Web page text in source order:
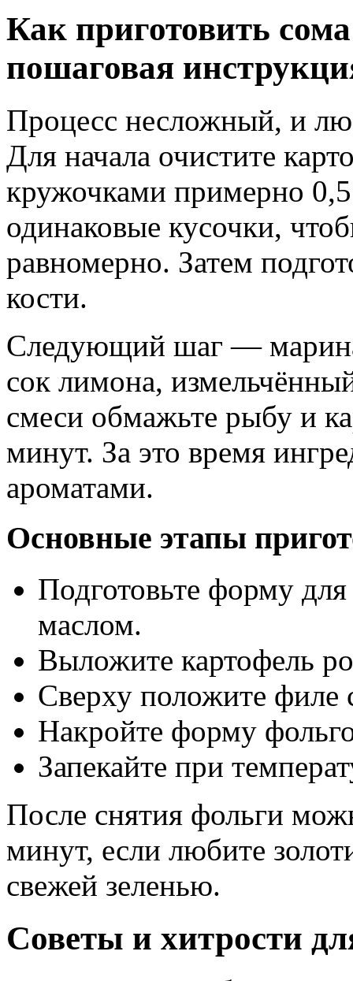
Как приготовить
пошаговая
Процесс несложный, и
Для начала очистите
кружочками примерно
одинаковые кусочки,
равномерно. Затем
кости.
Следующий шаг —
сок лимона,
смеси обмажьте рыбу и
минут. За это время
ароматами.
Основные этапы
Подготовьте форму для
маслом.
Выложите картофель
Сверху положите филе
Накройте форму
Запекайте при
После снятия фольги
минут, если любите
свежей зеленью.
Советы и хитрости